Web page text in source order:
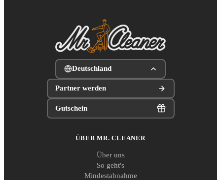
Deutschland
Partner werden
Gutschein
ÜBER MR. CLEANER
Über uns
So geht's
Mindestabnahme